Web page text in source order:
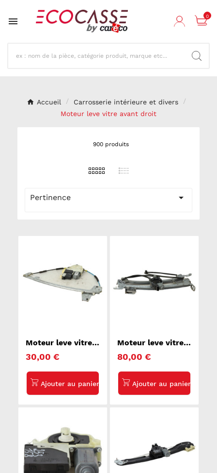
 0
Accueil
Carrosserie intérieure et divers
Moteur leve vitre avant droit
900 produits
Pertinence 
Moteur leve vitre
PEUGEOT 307
30,00 €
Moteur leve vitre
RENAULT MEGANE
80,00 €